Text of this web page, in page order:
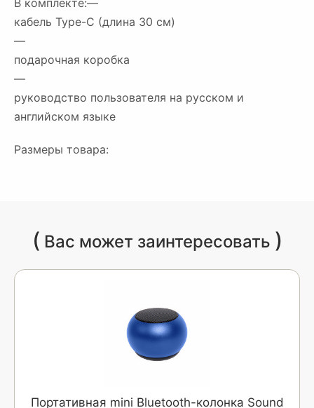
В комплекте:—
кабель Type-C (длина 30 см)
—
подарочная коробка
—
руководство пользователя на русском и
английском языке
Размеры товара:
( Вас может заинтересовать )
Портативная mini Bluetooth-колонка Sound